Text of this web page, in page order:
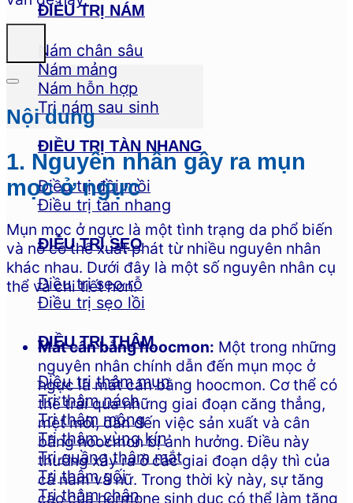
ĐIỀU TRỊ NÁM
Nám chân sâu
Nám mảng
Nám hỗn hợp
Trị nám sau sinh
ĐIỀU TRỊ TÀN NHANG
Điều trị đồi mồi
Điều trị tàn nhang
ĐIỀU TRỊ SẸO
Điều trị sẹo rỗ
Điều trị sẹo lồi
ĐIỀU TRỊ THÂM
Điều trị thâm mụn
Trị thâm nách
Trị thâm mông
Trị thâm vùng kín
Trị quầng thâm mắt
Trị thâm gối
Trị thâm chân
Nội dung
1. Nguyên nhân gây ra mụn
mọc ở ngực
Mụn mọc ở ngực là một tình trạng da phổ biến
và nó có thể xuất phát từ nhiều nguyên nhân
khác nhau. Dưới đây là một số nguyên nhân cụ
thể và chi tiết hơn:
Mất cân bằng hoocmon: Một trong những
nguyên nhân chính dẫn đến mụn mọc ở
ngực là mất cân bằng hoocmon. Cơ thể có
thể trải qua những giai đoạn căng thẳng,
mệt mỏi, dẫn đến việc sản xuất và cân
bằng hoocmon bị ảnh hưởng. Điều này
thường xảy ra ở các giai đoạn dậy thì của
cả nam và nữ. Trong thời kỳ này, sự tăng
cao của hormone sinh dục có thể làm tăng